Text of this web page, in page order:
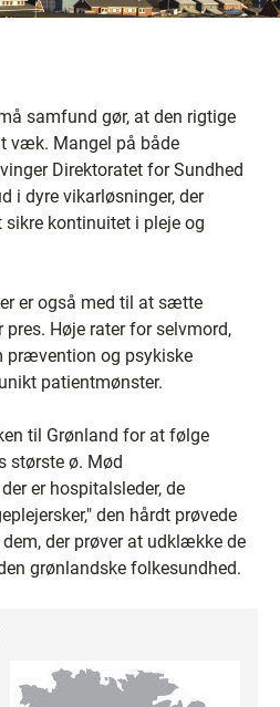
samfund gør, at den rigtige
væk. Mangel på både
Direktoratet for Sundhed
i dyre vikarløsninger, der
kontinuitet i pleje og
er også med til at sætte
Høje rater for selvmord,
prævention og psykiske
patientmønster.
til Grønland for at følge
største ø. Mød
er hospitalsleder, de
den hårdt prøvede
der prøver at udklække de
grønlandske folkesundhed.